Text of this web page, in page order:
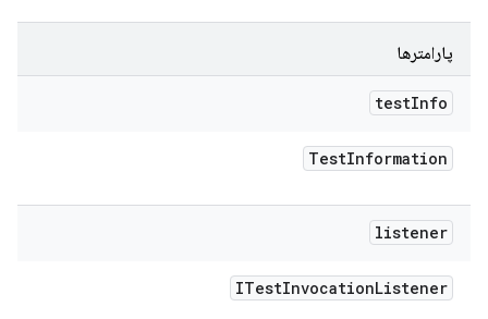
پارامترها
testInfo
TestInformation
listener
ITestInvocationListener